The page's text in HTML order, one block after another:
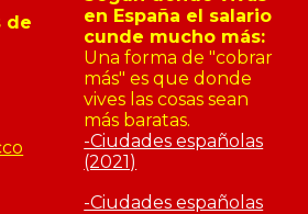
de
en España el salario
cunde mucho más:
Una forma de "cobrar
más" es que donde
vives las cosas sean
más baratas.
-Ciudades españolas
(2021)
-Ciudades españolas